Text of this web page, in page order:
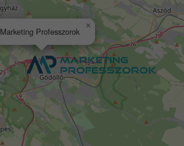
Marketing Professzorok
×